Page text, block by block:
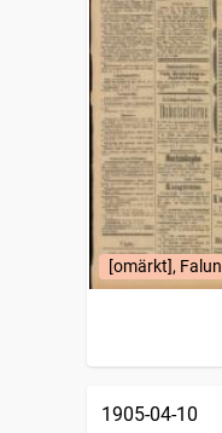
[omärkt], Falun
1905-04-10